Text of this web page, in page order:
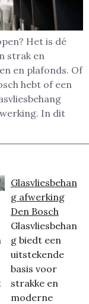
Het is dé
strak en
en plafonds. Of
hebt of een
In dit
Glasvliesbehan
g afwerking
Den Bosch
Glasvliesbehan
g biedt een
uitstekende
basis voor
strakke en
moderne